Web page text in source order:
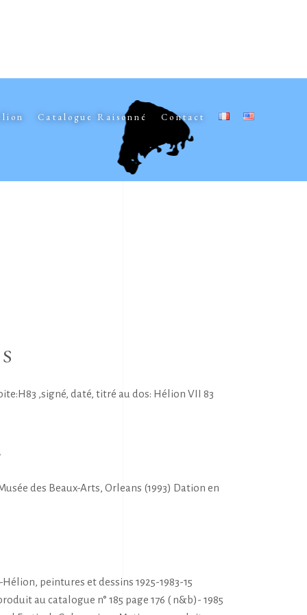
Catalogue Raisonné Contact
,signé, daté, titré au dos: Hélion VII 83
des Beaux-Arts, Orleans (1993) Dation en
peintures et dessins 1925-1983-15
au catalogue n° 185 page 176 ( n&b)- 1985